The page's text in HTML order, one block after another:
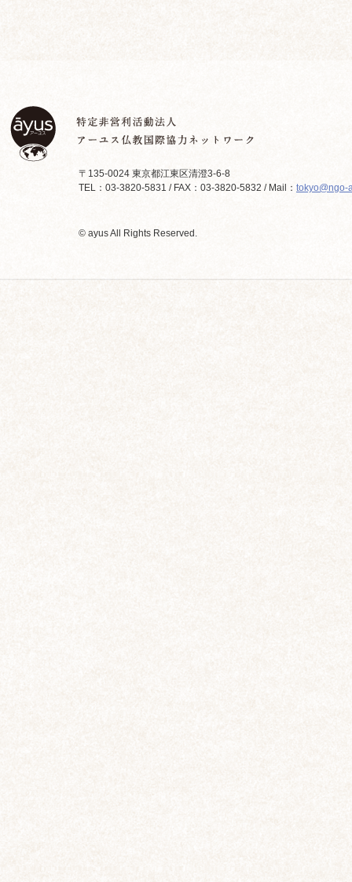
〒135-0024 東京都江東区清澄3-6-8
TEL：03-3820-5831 / FAX：03-3820-5832 / Mail： tokyo@ngo-
© ayus All Rights Reserved.